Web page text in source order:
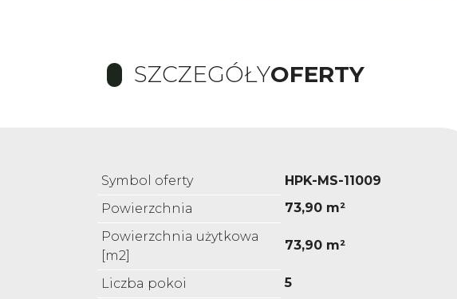
SZCZEGÓŁYOFERTY
Symbol oferty
HPK-MS-11009
Powierzchnia
73,90 m²
Powierzchnia użytkowa
[m2]
73,90 m²
Liczba pokoi
5